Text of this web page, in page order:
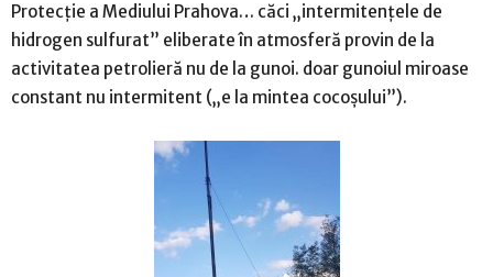
Protecție a Mediului Prahova… căci „intermitențele de
hidrogen sulfurat” eliberate în atmosferă provin de la
activitatea petrolieră nu de la gunoi. doar gunoiul miroase
constant nu intermitent („e la mintea cocoșului”).